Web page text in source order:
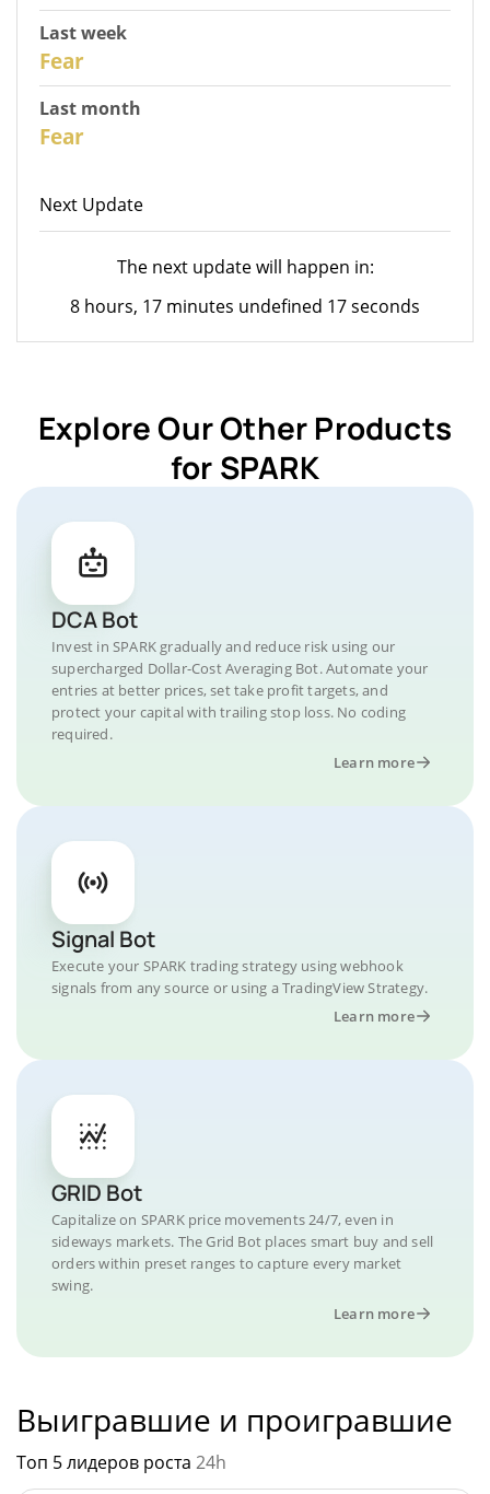
Last week
Fear
Last month
Fear
Next Update
The next update will happen in:
8 hours, 17 minutes undefined 17 seconds
Explore Our Other Products
for SPARK
DCA Bot
Invest in SPARK gradually and reduce risk using our
supercharged Dollar-Cost Averaging Bot. Automate your
entries at better prices, set take profit targets, and
protect your capital with trailing stop loss. No coding
required.
Learn more
Signal Bot
Execute your SPARK trading strategy using webhook
signals from any source or using a TradingView Strategy.
Learn more
GRID Bot
Capitalize on SPARK price movements 24/7, even in
sideways markets. The Grid Bot places smart buy and sell
orders within preset ranges to capture every market
swing.
Learn more
Выигравшие и проигравшие
Топ 5 лидеров роста 24h